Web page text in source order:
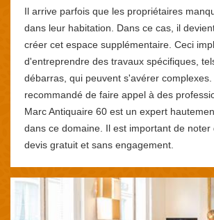
Il arrive parfois que les propriétaires
dans leur habitation. Dans ce cas, il
créer cet espace supplémentaire. Ceci
d'entreprendre des travaux spécifiques,
débarras, qui peuvent s'avérer
recommandé de faire appel à des
Marc Antiquaire 60 est un expert
dans ce domaine. Il est important de noter
devis gratuit et sans engagement.